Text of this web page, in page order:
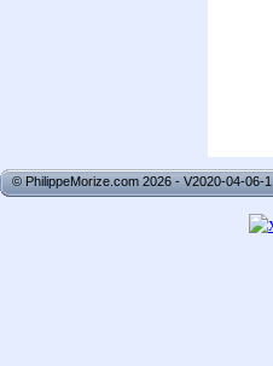
© PhilippeMorize.com 2026 - V2020-04-06-1